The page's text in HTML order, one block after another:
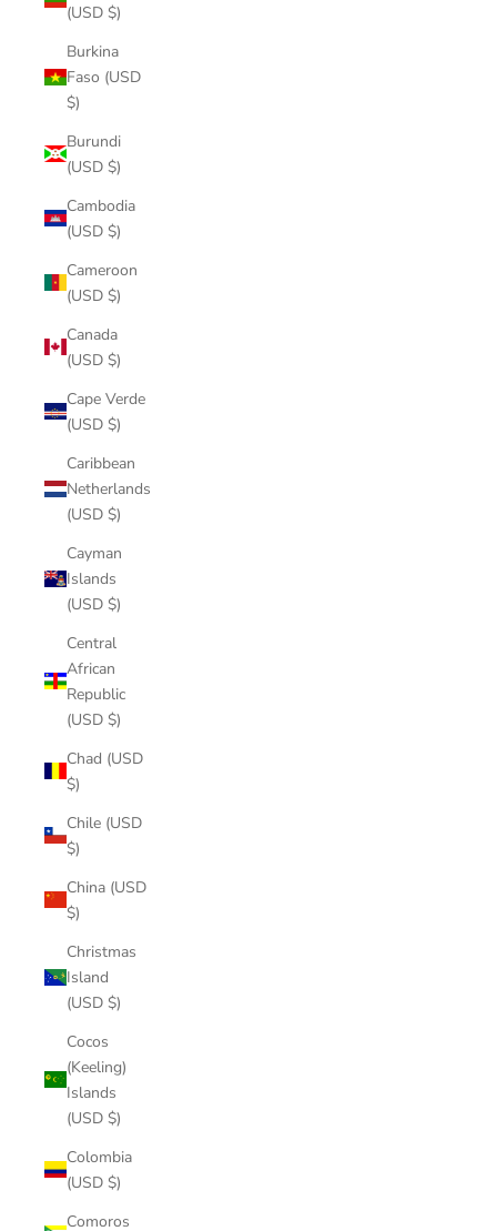
(USD $)
Burkina
Faso (USD
$)
Burundi
(USD $)
Cambodia
(USD $)
Cameroon
(USD $)
Canada
(USD $)
Cape Verde
(USD $)
Caribbean
Netherlands
(USD $)
Cayman
Islands
(USD $)
Central
African
Republic
(USD $)
Chad (USD
$)
Chile (USD
$)
China (USD
$)
Christmas
Island
(USD $)
Cocos
(Keeling)
Islands
(USD $)
Colombia
(USD $)
Comoros